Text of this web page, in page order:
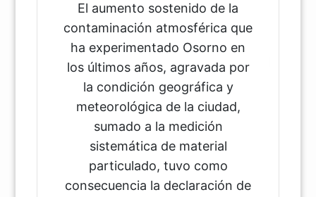
El aumento sostenido de la
contaminación atmosférica que
ha experimentado Osorno en
los últimos años, agravada por
la condición geográfica y
meteorológica de la ciudad,
sumado a la medición
sistemática de material
particulado, tuvo como
consecuencia la declaración de